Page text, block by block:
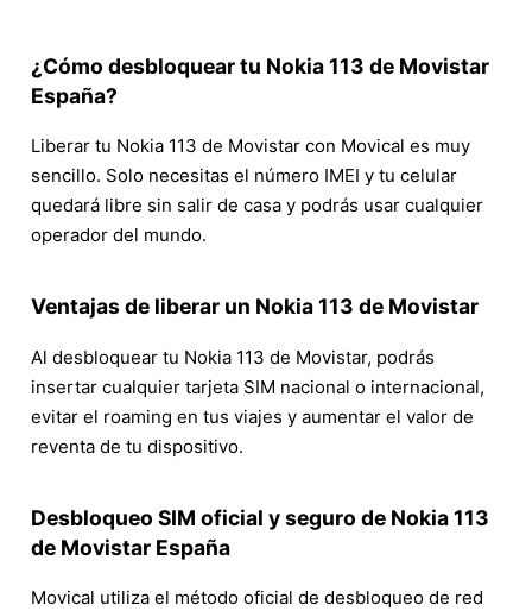
¿Cómo desbloquear tu Nokia 113 de Movistar
España?
Liberar tu Nokia 113 de Movistar con Movical es muy
sencillo. Solo necesitas el número IMEI y tu celular
quedará libre sin salir de casa y podrás usar cualquier
operador del mundo.
Ventajas de liberar un Nokia 113 de Movistar
Al desbloquear tu Nokia 113 de Movistar, podrás
insertar cualquier tarjeta SIM nacional o internacional,
evitar el roaming en tus viajes y aumentar el valor de
reventa de tu dispositivo.
Desbloqueo SIM oficial y seguro de Nokia 113
de Movistar España
Movical utiliza el método oficial de desbloqueo de red